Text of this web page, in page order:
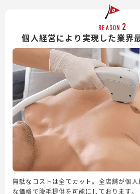
REASON 2
個人経営により実現した業界
無駄なコストは全てカット。全店舗が個
な価格で脱毛提供を可能にしております。